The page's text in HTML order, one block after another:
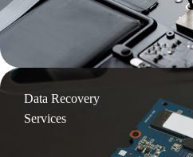
Data Recovery
Services